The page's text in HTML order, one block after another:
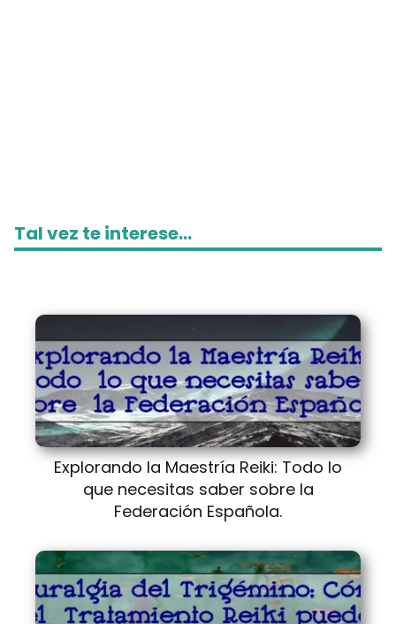
Tal vez te interese...
Explorando la Maestría Reiki: Todo lo
que necesitas saber sobre la
Federación Española.